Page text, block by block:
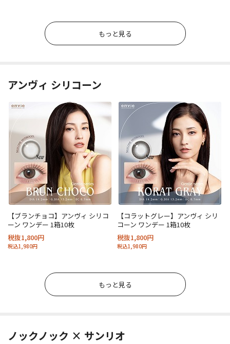
もっと見る
アンヴィ シリコーン
【ブランチョコ】アンヴィ シリコ
ーン ワンデー 1箱10枚
税抜1,800円
税込1,980円
【コラットグレー】アンヴィ シリ
コーン ワンデー 1箱10枚
税抜1,800円
税込1,980円
もっと見る
ノックノック × サンリオ